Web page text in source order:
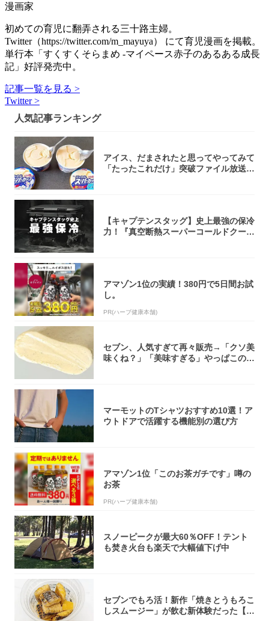
漫画家
初めての育児に翻弄される三十路主婦。
Twitter（https://twitter.com/m_mayuya） にて育児漫画を掲載。
単行本「すくすくそらまめ -マイペース赤子のあるある成長
記」好評発売中。
記事一覧を見る >
Twitter >
人気記事ランキング
アイス、だまされたと思ってやってみて
「たったこれだけ」突破ファイル放送で
【キャプテンスタッグ】史上最強の保冷
力！『真空断熱スーパーコールドクーラ
アマゾン1位の実績！380円で5日間お試
し。
PR(ハーブ健康本舗)
セブン、人気すぎて再々販売→「クソ美
味くね？」「美味すぎる」やっぱこのク
マーモットのTシャツおすすめ10選！ア
ウトドアで活躍する機能別の選び方
アマゾン1位「このお茶ガチです」噂の
お茶
PR(ハーブ健康本舗)
スノーピークが最大60％OFF！テント
も焚き火台も楽天で大幅値下げ中
セブンでもろ活！新作「焼きとうもろこ
しスムージー」が飲む新体験だった【東